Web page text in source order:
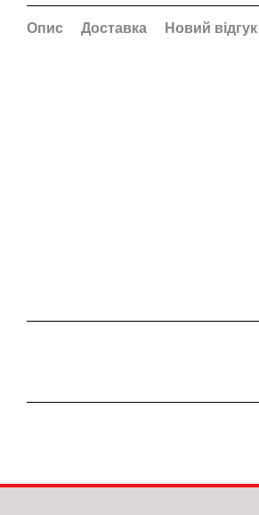
Опис Доставка Новий